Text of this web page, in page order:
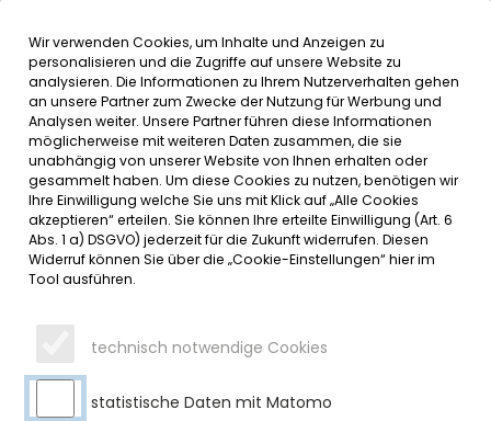
Inhalt der Seite anspringen
Informationen undMENÜ
SERVICE
BEKANNTMACHUNG DER
TAGESORDNUNG
Donnerstag, 18.09.2025
am Donnerstag, 25.09.2025, um 19:00 Uhr findet im
Sitzungssaal des Rathauses Sulzberg eine Sitzung des
Marktgemeinderates mit folgender Tagesordnung statt.
Wir verwenden Cookies, um Inhalte und Anzeigen zu
personalisieren und die Zugriffe auf unsere Website zu
analysieren. Die Informationen zu Ihrem Nutzerverhalten gehen
an unsere Partner zum Zwecke der Nutzung für Werbung und
Analysen weiter. Unsere Partner führen diese Informationen
möglicherweise mit weiteren Daten zusammen, die sie
unabhängig von unserer Website von Ihnen erhalten oder
gesammelt haben. Um diese Cookies zu nutzen, benötigen wir
Ihre Einwilligung welche Sie uns mit Klick auf „Alle Cookies
akzeptieren“ erteilen. Sie können Ihre erteilte Einwilligung (Art. 6
Abs. 1 a) DSGVO) jederzeit für die Zukunft widerrufen. Diesen
Widerruf können Sie über die „Cookie-Einstellungen“ hier im
Tool ausführen.
technisch notwendige Cookies
statistische Daten mit Matomo